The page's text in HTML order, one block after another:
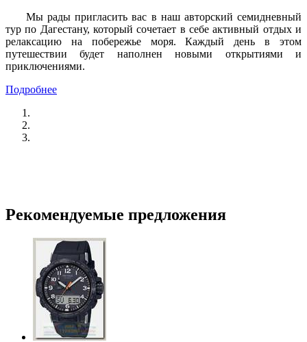
Мы рады пригласить вас в наш авторский семидневный
тур по Дагестану, который сочетает в себе активный отдых и
релаксацию на побережье моря. Каждый день в этом
путешествии будет наполнен новыми открытиями и
приключениями.
Подробнее
Рекомендуемые предложения